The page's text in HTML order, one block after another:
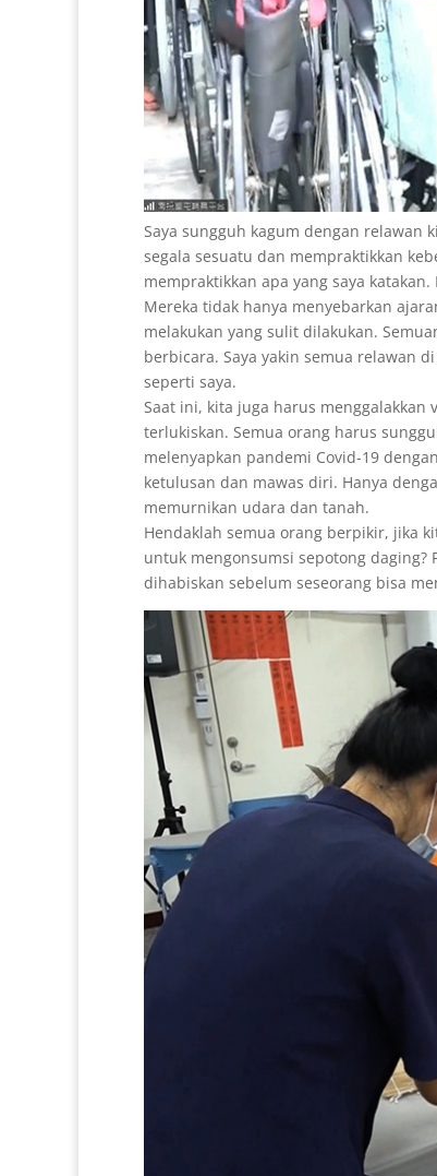
Saya sungguh kagum dengan relawan
segala sesuatu dan mempraktikkan
mempraktikkan apa yang saya
Mereka tidak hanya menyebarkan
melakukan yang sulit dilakukan.
berbicara. Saya yakin semua relawan
seperti saya.
Saat ini, kita juga harus menggalakkan
terlukiskan. Semua orang harus
melenyapkan pandemi Covid-19
ketulusan dan mawas diri. Hanya
memurnikan udara dan tanah.
Hendaklah semua orang berpikir, jika
untuk mengonsumsi sepotong
dihabiskan sebelum seseorang bisa